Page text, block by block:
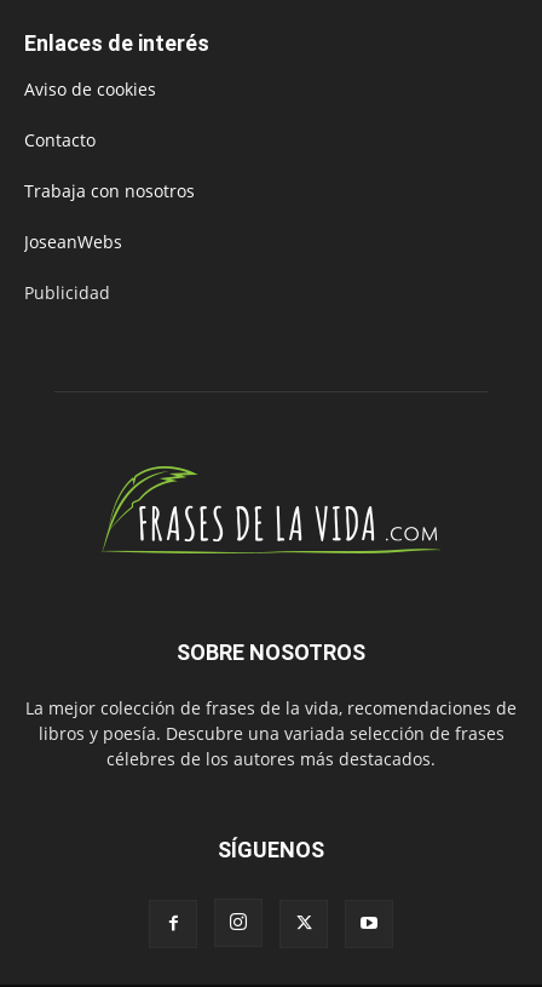
Enlaces de interés
Aviso de cookies
Contacto
Trabaja con nosotros
JoseanWebs
Publicidad
SOBRE NOSOTROS
La mejor colección de frases de la vida, recomendaciones de
libros y poesía. Descubre una variada selección de frases
célebres de los autores más destacados.
SÍGUENOS